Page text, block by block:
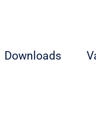
Downloads